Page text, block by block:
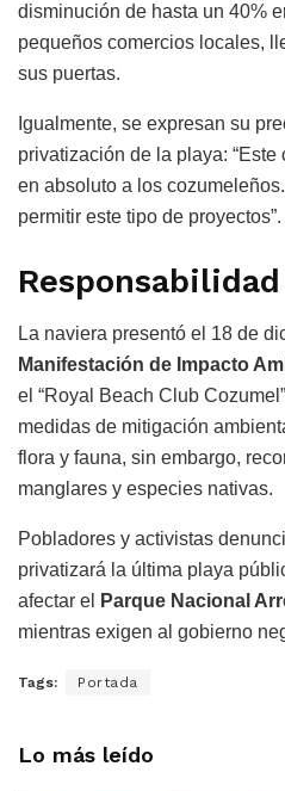
disminución de hasta un 40%
pequeños comercios locales,
sus puertas.
Igualmente, se expresan su
privatización de la playa:
en absoluto a los
permitir este tipo de proyectos”.
La naviera presentó el 18 de
Manifestación de Impacto
el “Royal Beach Club
medidas de mitigación
flora y fauna, sin embargo,
manglares y especies nativas.
Pobladores y activistas
privatizará la última playa
afectar el
Parque Nacional
mientras exigen al gobierno
Tags: Portada
Lo más leído